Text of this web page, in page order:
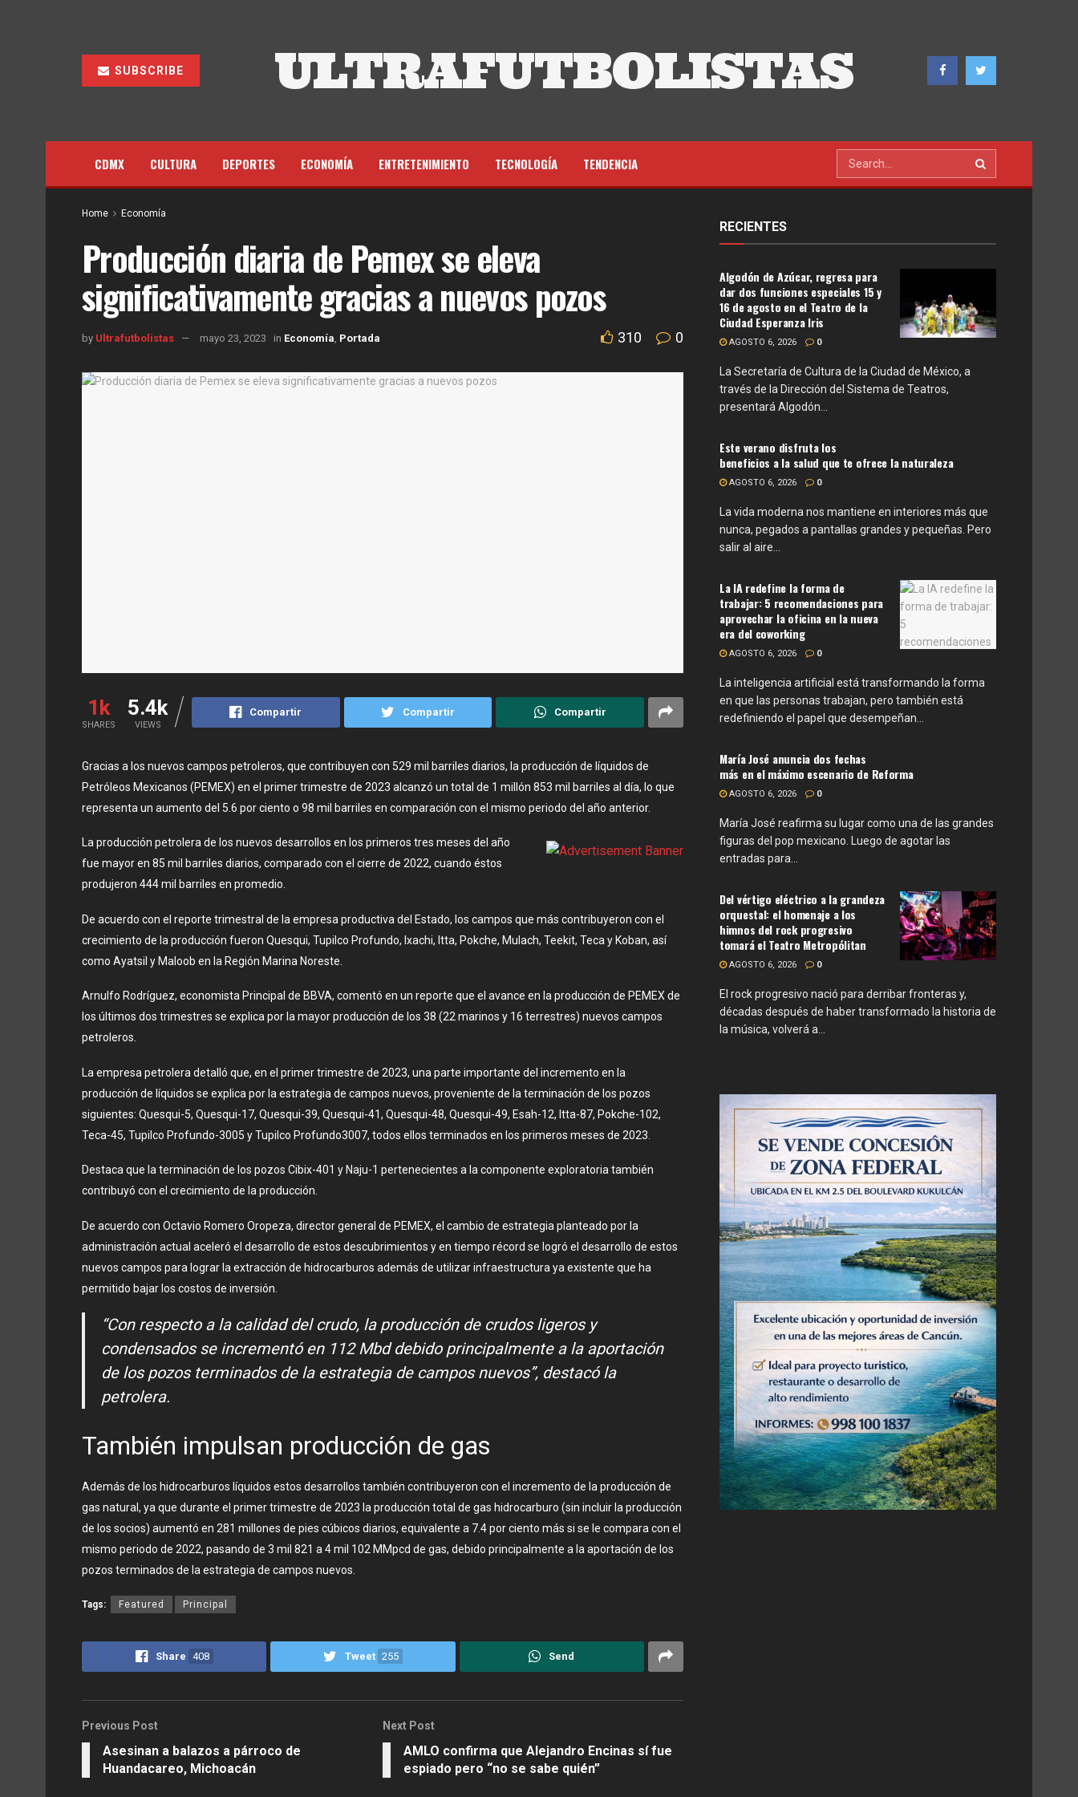
SUBSCRIBE ULTRAFUTBOLISTAS
CDMX CULTURA DEPORTES ECONOMÍA ENTRETENIMIENTO TECNOLOGÍA TENDENCIA
Home Economía
Producción diaria de Pemex se eleva
significativamente gracias a nuevos pozos
by Ultrafutbolistas mayo 23, 2023 in Economía Portada 310 0
1k
SHARES
5.4k
VIEWS
Compartir Compartir Compartir
Gracias a los nuevos campos petroleros, que contribuyen con 529 mil barriles diarios, la producción de líquidos de
Petróleos Mexicanos (PEMEX) en el primer trimestre de 2023 alcanzó un total de 1 millón 853 mil barriles al día, lo que
representa un aumento del 5.6 por ciento o 98 mil barriles en comparación con el mismo periodo del año anterior.
La producción petrolera de los nuevos desarrollos en los primeros tres meses del año
fue mayor en 85 mil barriles diarios, comparado con el cierre de 2022, cuando éstos
produjeron 444 mil barriles en promedio.
De acuerdo con el reporte trimestral de la empresa productiva del Estado, los campos que más contribuyeron con el
crecimiento de la producción fueron Quesqui, Tupilco Profundo, Ixachi, Itta, Pokche, Mulach, Teekit, Teca y Koban, así
como Ayatsil y Maloob en la Región Marina Noreste.
Arnulfo Rodríguez, economista Principal de BBVA, comentó en un reporte que el avance en la producción de PEMEX de
los últimos dos trimestres se explica por la mayor producción de los 38 (22 marinos y 16 terrestres) nuevos campos
petroleros.
La empresa petrolera detalló que, en el primer trimestre de 2023, una parte importante del incremento en la
producción de líquidos se explica por la estrategia de campos nuevos, proveniente de la terminación de los pozos
siguientes: Quesqui-5, Quesqui-17, Quesqui-39, Quesqui-41, Quesqui-48, Quesqui-49, Esah-12, Itta-87, Pokche-102,
Teca-45, Tupilco Profundo-3005 y Tupilco Profundo3007, todos ellos terminados en los primeros meses de 2023.
Destaca que la terminación de los pozos Cibix-401 y Naju-1 pertenecientes a la componente exploratoria también
contribuyó con el crecimiento de la producción.
De acuerdo con Octavio Romero Oropeza, director general de PEMEX, el cambio de estrategia planteado por la
administración actual aceleró el desarrollo de estos descubrimientos y en tiempo récord se logró el desarrollo de estos
nuevos campos para lograr la extracción de hidrocarburos además de utilizar infraestructura ya existente que ha
permitido bajar los costos de inversión.
“Con respecto a la calidad del crudo, la producción de crudos ligeros y
condensados se incrementó en 112 Mbd debido principalmente a la aportación
de los pozos terminados de la estrategia de campos nuevos”, destacó la
petrolera.
También impulsan producción de gas
Además de los hidrocarburos líquidos estos desarrollos también contribuyeron con el incremento de la producción de
gas natural, ya que durante el primer trimestre de 2023 la producción total de gas hidrocarburo (sin incluir la producción
de los socios) aumentó en 281 millones de pies cúbicos diarios, equivalente a 7.4 por ciento más si se le compara con el
mismo periodo de 2022, pasando de 3 mil 821 a 4 mil 102 MMpcd de gas, debido principalmente a la aportación de los
pozos terminados de la estrategia de campos nuevos.
Tags: Featured Principal
Share 408 Tweet 255 Send
Previous Post
Asesinan a balazos a párroco de
Huandacareo, Michoacán
Next Post
AMLO confirma que Alejandro Encinas sí fue
espiado pero “no se sabe quién”
RECIENTES
Algodón de Azúcar, regresa para
dar dos funciones especiales 15 y
16 de agosto en el Teatro de la
Ciudad Esperanza Iris
AGOSTO 6, 2026 0
La Secretaría de Cultura de la Ciudad de México, a
través de la Dirección del Sistema de Teatros,
presentará Algodón...
Este verano disfruta los
beneficios a la salud que te ofrece la naturaleza
AGOSTO 6, 2026 0
La vida moderna nos mantiene en interiores más que
nunca, pegados a pantallas grandes y pequeñas. Pero
salir al aire...
La IA redefine la forma de
trabajar: 5 recomendaciones para
aprovechar la oficina en la nueva
era del coworking
AGOSTO 6, 2026 0
La inteligencia artificial está transformando la forma
en que las personas trabajan, pero también está
redefiniendo el papel que desempeñan...
María José anuncia dos fechas
más en el máximo escenario de Reforma
AGOSTO 6, 2026 0
María José reafirma su lugar como una de las grandes
figuras del pop mexicano. Luego de agotar las
entradas para...
Del vértigo eléctrico a la grandeza
orquestal: el homenaje a los
himnos del rock progresivo
tomará el Teatro Metropólitan
AGOSTO 6, 2026 0
El rock progresivo nació para derribar fronteras y,
décadas después de haber transformado la historia de
la música, volverá a...